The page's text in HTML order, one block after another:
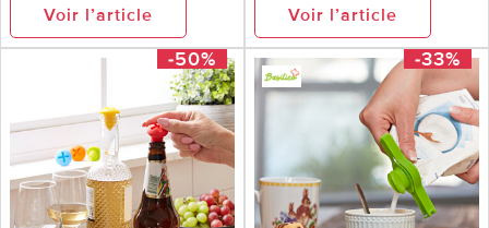
Voir l’article Voir l’article
-50% -33%